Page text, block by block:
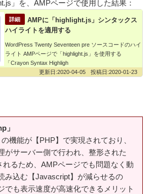
」を、AMPページで使用した結果：
AMPに「highlight.js」シンタックス
ハイライトを適用する
WordPress Twenty Seventeen pre ソースコードのハイ
ライト AMPページで「highlight.js」を使用する
「Crayon Syntax Highligh
2020-01-23
2020-04-05
」
の機能が【PHP】で実現されており、
がサーバー側で行われ、整形された
れるため、AMPページでも問題なく動
み込む【Javascript】が減らせるの
でも表示速度が高速化できるメリット